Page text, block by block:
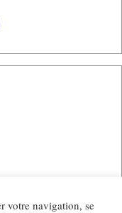
votre navigation, se